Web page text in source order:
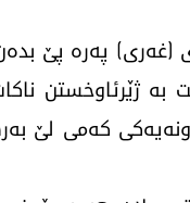
(غه‌ری) پەرە پێ
ژێرئاوخستن
كه‌می لێ